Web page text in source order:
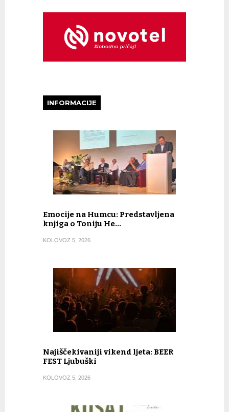
INFORMACIJE
Emocije na Humcu: Predstavljena
knjiga o Toniju He…
KOLOVOZ 5, 2026
Najiščekivaniji vikend ljeta: BEER
FEST Ljubuški
KOLOVOZ 5, 2026